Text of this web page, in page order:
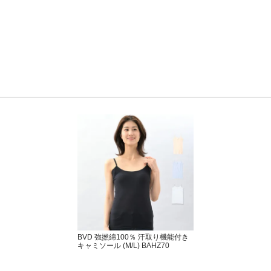
BVD 強撚綿100％ 汗取り機能付き
キャミソール (M/L) BAHZ70